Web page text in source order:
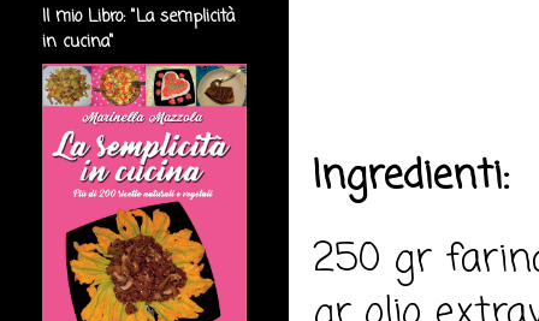
Ingredienti:
250 gr
Il mio Libro: "La semplicità
in cucina"